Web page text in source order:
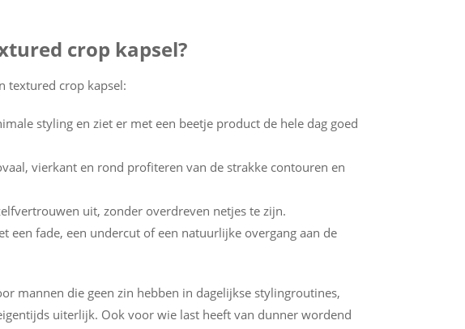
crop kapsel?
textured crop kapsel:
styling en ziet er met een beetje product de hele dag goed
vierkant en rond profiteren van de strakke contouren en
uit, zonder overdreven netjes te zijn.
een fade, een undercut of een natuurlijke overgang aan de
mannen die geen zin hebben in dagelijkse stylingroutines,
uiterlijk. Ook voor wie last heeft van dunner wordend